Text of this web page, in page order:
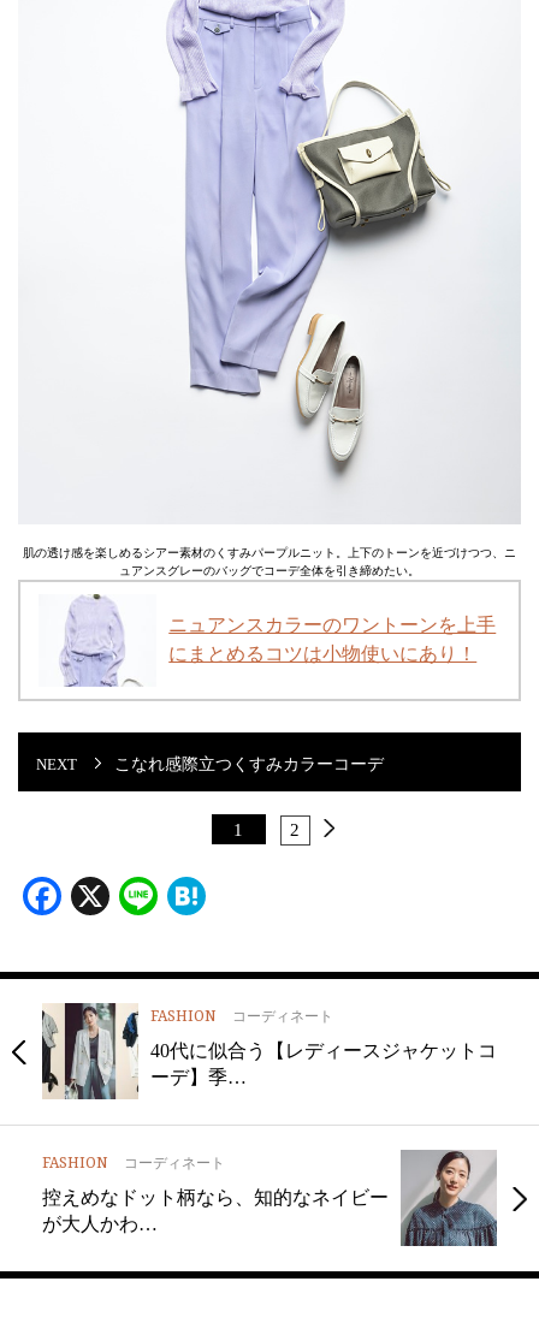
肌の透け感を楽しめるシアー素材のくすみパープルニット。上下のトーンを近づけつつ、ニ
ュアンスグレーのバッグでコーデ全体を引き締めたい。
ニュアンスカラーのワントーンを上手
にまとめるコツは小物使いにあり！
こなれ感際立つくすみカラーコーデ
1 2
Facebook
X Line
FASHION コーディネート
40代に似合う【レディースジャケットコ
ーデ】季…
FASHION コーディネート
控えめなドット柄なら、知的なネイビー
が大人かわ…